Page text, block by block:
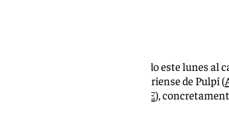
El trabajador de 60 años fallecido este lunes al
encofrado en el municipio almeriense de Pulpí (
AVE),